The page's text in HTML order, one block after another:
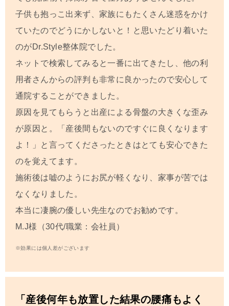
子供も抱っこ出来ず、家族にもたくさん迷惑をかけ
ていたのでどうにかしないと！と思いたどり着いた
のがDr.Style整体院でした。
ネットで検索してみると一番に出てきたし、他の利
用者さんからの評判も非常に良かったので安心して
通院することができました。
原因を見てもらうと出産による骨盤の大きくな歪み
が原因と。「産後間もないのですぐに良くなります
よ！」と言ってくださったときはとても安心できた
のを覚えてます。
施術後は嘘のようにお尻が軽くなり、家事が苦では
なくなりました。
本当に凄腕の優しい先生なのでお勧めです。
M.J様（30代/職業：会社員）
※効果には個人差がございます
「産後何年も放置した結果の腰痛もよく